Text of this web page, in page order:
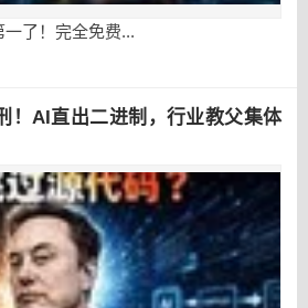
了！完全免费...
！AI直出二进制，行业教父集体